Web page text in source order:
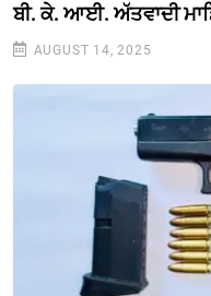
ਬੀ. ਕੇ. ਆਈ. ਅੱਤਵਾਦੀ
AUGUST 14, 2025